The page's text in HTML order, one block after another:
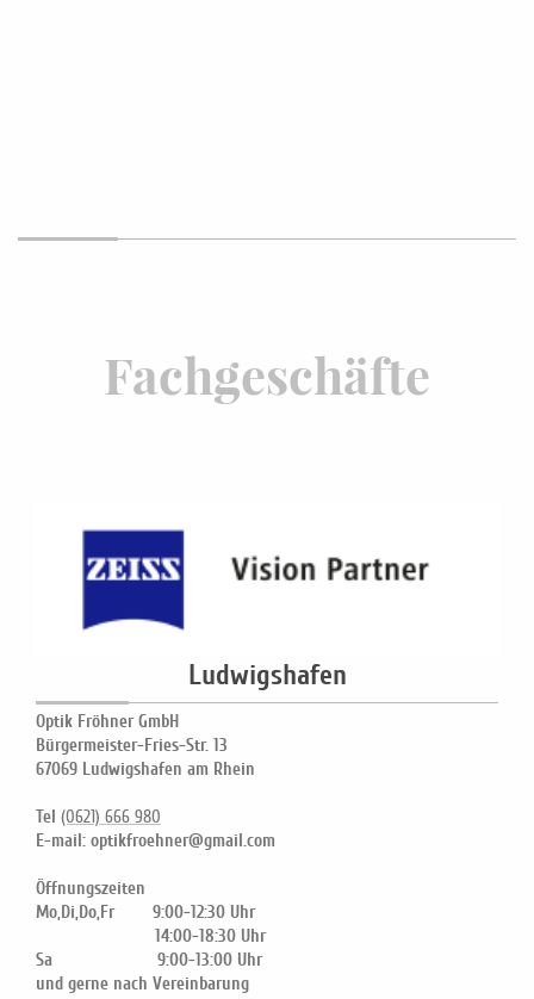
Fachgeschäfte
Ludwigshafen
Optik Fröhner GmbH
Bürgermeister-Fries-Str. 13
67069 Ludwigshafen am Rhein
Tel (0621) 666 980
E-mail: optikfroehner@gmail.com
Öffnungszeiten
Mo,Di,Do,Fr 9:00-12:30 Uhr
14:00-18:30 Uhr
Sa 9:00-13:00 Uhr
und gerne nach Vereinbarung